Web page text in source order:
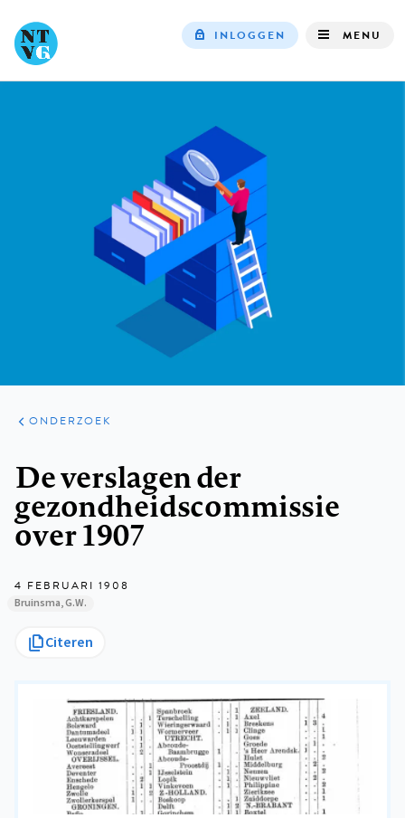
INLOGGEN MENU
ARTIKELEN
ONDERZOEK
ONDERZOEK
De verslagen der
gezondheidscommissie
over 1907
4 FEBRUARI 1908
Bruinsma, G.W.
Citeren